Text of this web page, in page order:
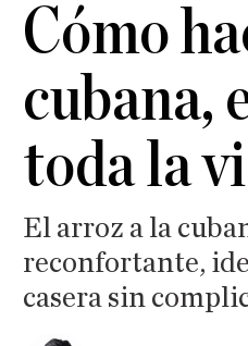
Cómo
cubana,
toda la
El arroz a la
reconfortante,
casera sin